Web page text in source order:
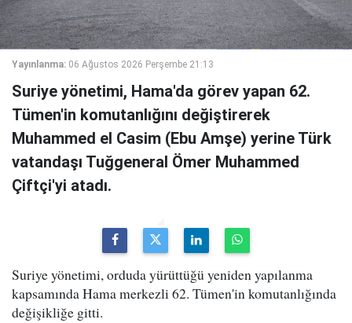
Yayınlanma: 06 Ağustos 2026 Perşembe 21:13
Suriye yönetimi, Hama'da görev yapan 62.
Tümen'in komutanlığını değiştirerek
Muhammed el Casim (Ebu Amşe) yerine Türk
vatandaşı Tuğgeneral Ömer Muhammed
Çiftçi'yi atadı.
Suriye yönetimi, orduda yürüttüğü yeniden yapılanma
kapsamında Hama merkezli 62. Tümen'in komutanlığında
değişikliğe gitti.